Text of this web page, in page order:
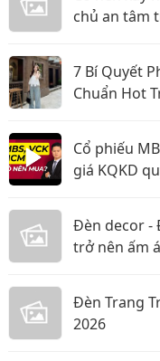
chủ an tâm
7 Bí Quyết
Chuẩn Hot
Cổ phiếu
giá KQKD
Đèn decor -
trở nên ấm
Đèn Trang
2026